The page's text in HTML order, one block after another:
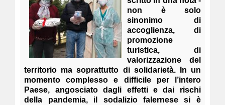
non è solo
sinonimo di
accoglienza, di
promozione
turistica, di
valorizzazione del
territorio ma soprattutto di solidarietà. In un
momento complesso e difficile per l’intero
Paese, angosciato dagli effetti e dai rischi
della pandemia, il sodalizio falernese si è